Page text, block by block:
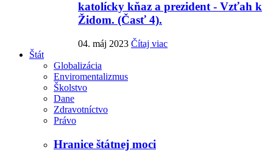
katolícky kňaz a prezident - Vzťah k
Židom. (Časť 4).
04. máj 2023 Čítaj viac
Štát
Globalizácia
Enviromentalizmus
Školstvo
Dane
Zdravotníctvo
Právo
Hranice štátnej moci